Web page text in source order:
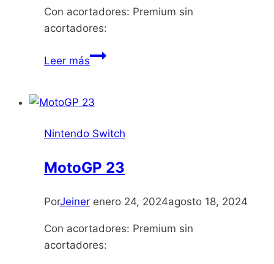
Con acortadores: Premium sin
acortadores:
Leer másFriday
The
Ultimate
Edition
Nintendo Switch
MotoGP 23
PorJeiner enero 24, 2024agosto 18, 2024
Con acortadores: Premium sin
acortadores: